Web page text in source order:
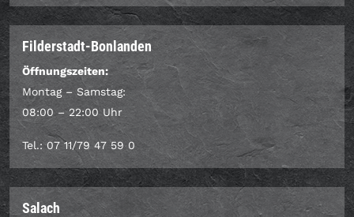
Filderstadt-Bonlanden
Öffnungszeiten:
Montag – Samstag:
08:00 – 22:00 Uhr
Tel.: 07 11/79 47 59 0
Salach